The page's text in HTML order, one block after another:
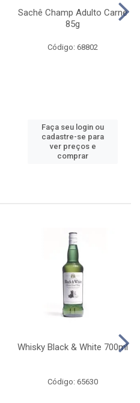
Sachê Champ Adulto Carne
85g
Código: 68802
Faça seu login ou
cadastre-se para
ver preços e
comprar
Whisky Black & White 700ml
Código: 65630